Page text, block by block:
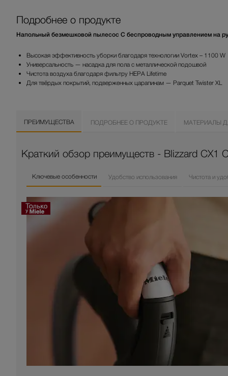
Подробнее о продукте
Напольный безмешковой пылесос С беспроводным управлением на
Высокая эффективность уборки благодаря технологии Vortex – 1100 W
Универсальность — насадка для пола с металлической подошвой
Чистота воздуха благодаря фильтру HEPA Lifetime
Для твёрдых покрытий, подверженных царапинам — Parquet Twister XL
ПРЕИМУЩЕСТВА ПОДРОБНЕЕ О ПРОДУКТЕ МАТЕРИАЛЫ
Краткий обзор преимуществ - Blizzard CX1
Ключевые особенности Удобство использования Чистота и